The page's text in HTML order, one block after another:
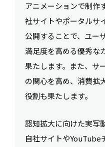
アニメーションで制作
社サイトやポータルサ
公開することで、ユー
満足度を高める優秀な
果たします。また、サ
の関心を高め、消費拡
役割も果たします。
認知拡大に向けた実写
自社サイトやYouTube